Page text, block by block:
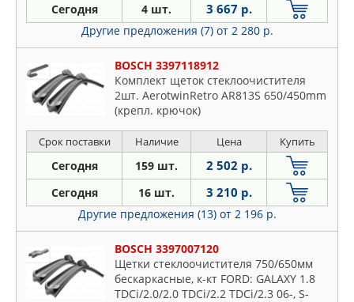
Сегодня 4 шт. 3 667 р.
Другие предложения (7) от 2 280 р.
BOSCH 3397118912
Комплект щеток стеклоочистителя
2шт. AerotwinRetro AR813S 650/450mm
(крепл. крючок)
Срок поставки Наличие Цена Купить
Сегодня 159 шт. 2 502 р.
Сегодня 16 шт. 3 210 р.
Другие предложения (13) от 2 196 р.
BOSCH 3397007120
Щетки стеклоочистителя 750/650мм
бескаркасные, к-кт FORD: GALAXY 1.8
TDCi/2.0/2.0 TDCi/2.2 TDCi/2.3 06-, S-